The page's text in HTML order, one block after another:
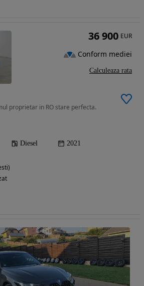
proprietar in RO stare perfecta.
Diesel 2021
36 900 EUR
Conform mediei
Calculeaza rata